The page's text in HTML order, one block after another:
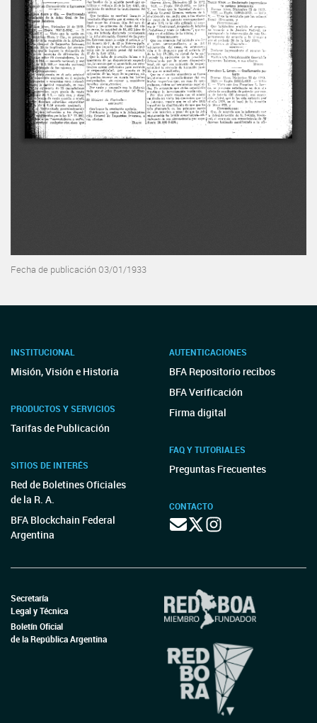
Fecha de publicación 03/01/1933
INSTITUCIONAL
Misión, Visión e Historia
PRODUCTOS Y SERVICIOS
Tarifas de Publicación
SITIOS DE INTERÉS
Red de Boletines Oficiales
de la R. A.
BFA Blockchain Federal
Argentina
AUTENTICACIONES
BFA Repositorio recibos
BFA Verificación
Firma digital
FAQ Y TUTORIALES
Preguntas Frecuentes
CONTACTO
Secretaría
Legal y Técnica
Boletín Oficial
de la República Argentina